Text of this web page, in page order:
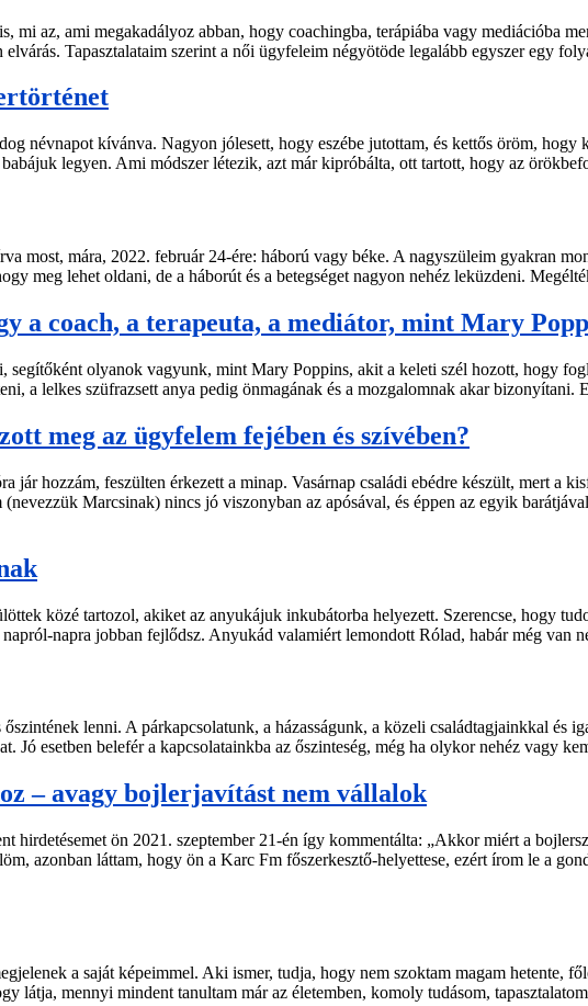
mi az, ami megakadályoz abban, hogy coachingba, terápiába vagy mediációba
Tapasztalataim szerint a női ügyfeleim négyötöde legalább egyszer egy
névnapot kívánva. Nagyon jólesett, hogy eszébe jutottam, és kettős öröm,
legyen. Ami módszer létezik, azt már kipróbálta, ott tartott, hogy az
most, mára, 2022. február 24-ére: háború vagy béke. A nagyszüleim gyakran
meg lehet oldani, de a háborút és a betegséget nagyon nehéz leküzdeni.
a coach, a terapeuta, a mediátor, mint Mary
segítőként olyanok vagyunk, mint Mary Poppins, akit a keleti szél hozott, hogy
a lelkes szüfrazsett anya pedig önmagának és a mozgalomnak akar
meg az ügyfelem fejében és szívében?
jár hozzám, feszülten érkezett a minap. Vasárnap családi ebédre készült, mert a
Marcsinak) nincs jó viszonyban az apósával, és éppen az egyik
közé tartozol, akiket az anyukájuk inkubátorba helyezett. Szerencse, hogy
napra jobban fejlődsz. Anyukád valamiért lemondott Rólad, habár még
lenni. A párkapcsolatunk, a házasságunk, a közeli családtagjainkkal
Jó esetben belefér a kapcsolatainkba az őszinteség, még ha olykor nehéz vagy
– avagy bojlerjavítást nem vállalok
hirdetésemet ön 2021. szeptember 21-én így kommentálta: „Akkor miért a
azonban láttam, hogy ön a Karc Fm főszerkesztő-helyettese, ezért írom le a
a saját képeimmel. Aki ismer, tudja, hogy nem szoktam magam hetente,
látja, mennyi mindent tanultam már az életemben, komoly tudásom,